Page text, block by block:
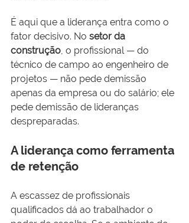
É aqui que a liderança entra como o
fator decisivo. No setor da
construção, o profissional — do
técnico de campo ao engenheiro de
projetos — não pede demissão
apenas da empresa ou do salário; ele
pede demissão de lideranças
despreparadas.
A liderança como ferramenta
de retenção
A escassez de profissionais
qualificados dá ao trabalhador o